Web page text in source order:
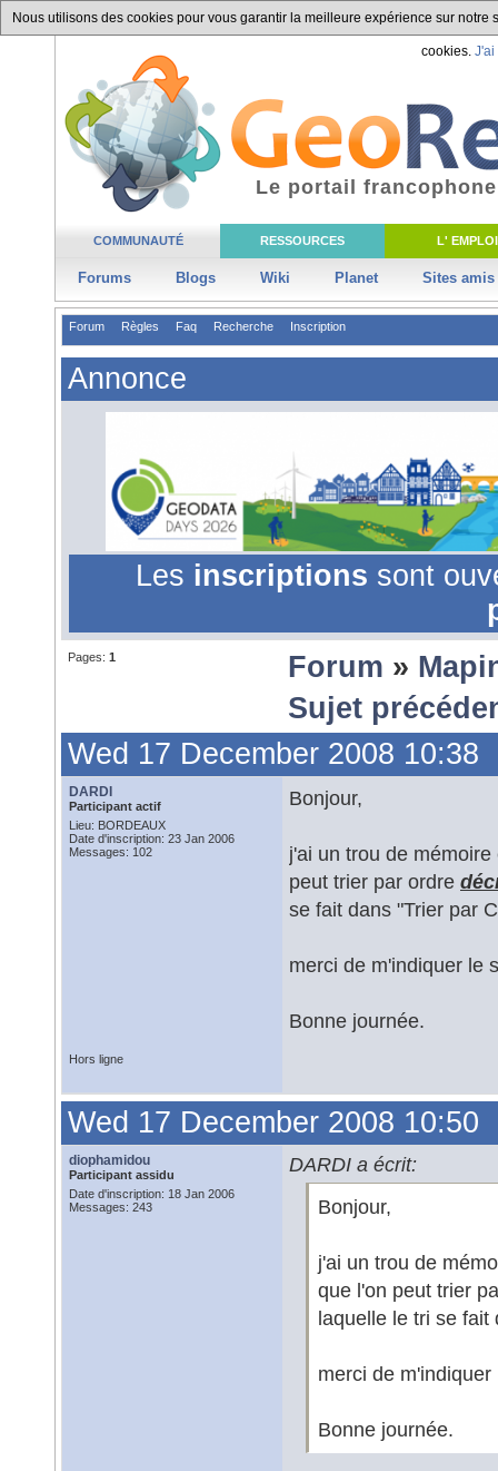
Nous utilisons des cookies pour vous garantir la meilleure expérience sur
cookies. J'ai
COMMUNAUTÉ RESSOURCES L' EMPLOI
Forums Blogs Wiki Planet Sites amis
Le portail
Forum Règles Faq Recherche Inscription
Annonce
Les inscriptions sont
Pages: 1 Forum »
Sujet
Wed 17 December 2008 10:38
DARDI
Participant actif
Lieu: BORDEAUX
Date d'inscription: 23 Jan 2006
Messages: 102
Bonjour,
j'ai un trou de
peut trier par ordre
se fait dans "Trier par
merci de m'indiquer le
Bonne journée.
Hors ligne
Wed 17 December 2008 10:50
diophamidou
Participant assidu
Date d'inscription: 18 Jan 2006
Messages: 243
DARDI a écrit:
Bonjour,
j'ai un trou de
que l'on peut trier
laquelle le tri se fait
merci de
Bonne journée.